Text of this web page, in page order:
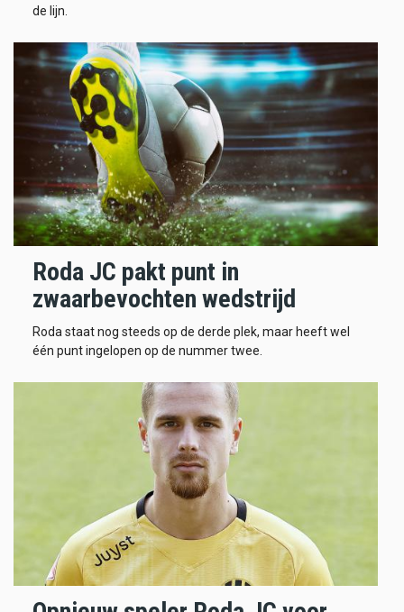
de lijn.
Roda JC pakt punt in
zwaarbevochten wedstrijd
Roda staat nog steeds op de derde plek, maar heeft wel
één punt ingelopen op de nummer twee.